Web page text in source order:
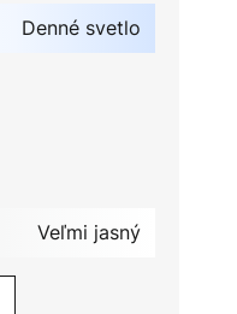
Denné svetlo
Veľmi jasný